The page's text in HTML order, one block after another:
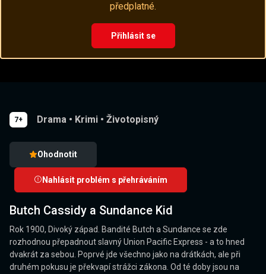
předplatné.
Přihlásit se
7+ Drama • Krimi • Životopisný
Ohodnotit
Nahlásit problém s přehráváním
Butch Cassidy a Sundance Kid
Rok 1900, Divoký západ. Bandité Butch a Sundance se zde
rozhodnou přepadnout slavný Union Pacific Express - a to hned
dvakrát za sebou. Poprvé jde všechno jako na drátkách, ale při
druhém pokusu je překvapí strážci zákona. Od té doby jsou na